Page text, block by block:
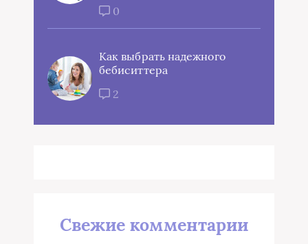
0
Как выбрать надежного
бебиситтера
2
Свежие комментарии